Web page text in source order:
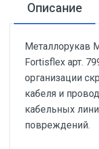
Описание
Металлорукав
Fortisflex арт.
организации
кабеля и
кабельных
повреждений.